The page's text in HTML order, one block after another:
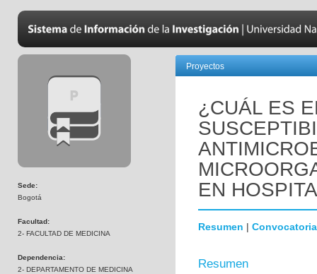
Sede:
Bogotá
Facultad:
2- FACULTAD DE MEDICINA
Dependencia:
2- DEPARTAMENTO DE MEDICINA
Proyectos
¿CUÁL ES
EN
Resumen | Convocatoria
Resumen